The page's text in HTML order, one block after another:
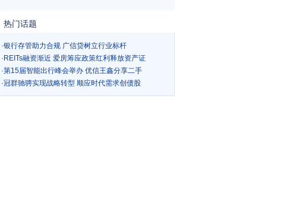
热门话题
·银行存管助力合规 广信贷树立行业标杆
· REITs融资渐近 爱房筹应政策红利释放资产证
·第15届智能出行峰会举办 优信王鑫分享二手
·冠群驰骋实现战略转型 顺应时代需求创债股